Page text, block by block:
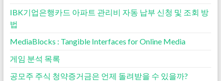
IBK기업은행카드 아파트 관리비 자동 납부 신청 및 조회 방
법
MediaBlocks : Tangible Interfaces for Online Media
게임 분석 목록
공모주 주식 청약증거금은 언제 돌려받을 수 있을까?